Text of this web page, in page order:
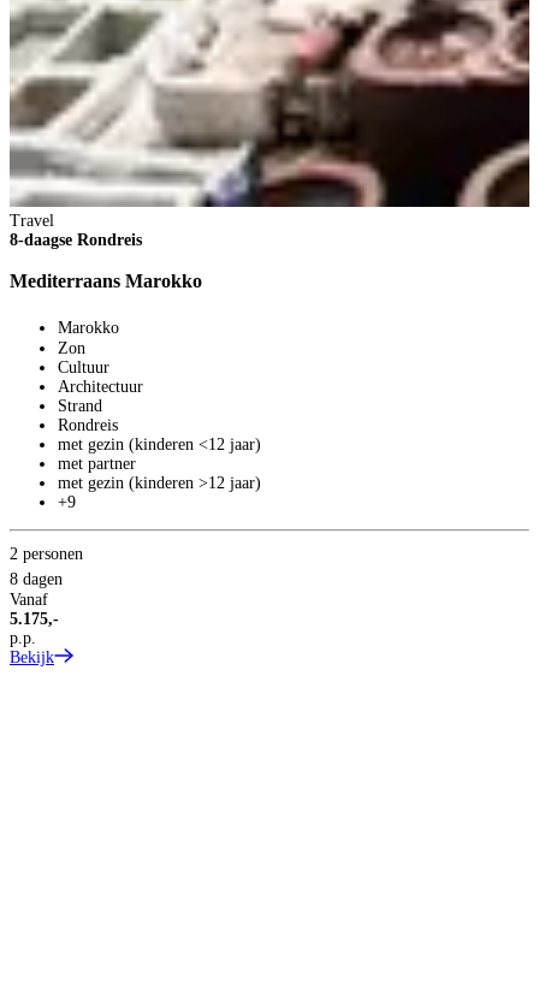
Travel
8-daagse Rondreis
Mediterraans Marokko
Marokko
Zon
Cultuur
Architectuur
Strand
Rondreis
met gezin (kinderen <12 jaar)
met partner
met gezin (kinderen >12 jaar)
+9
2 personen
8 dagen
Vanaf
5.175,-
p.p.
Bekijk